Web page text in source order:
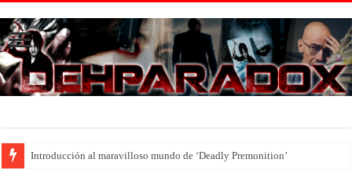
Introducción al maravilloso mundo de ‘Deadly Premonition’